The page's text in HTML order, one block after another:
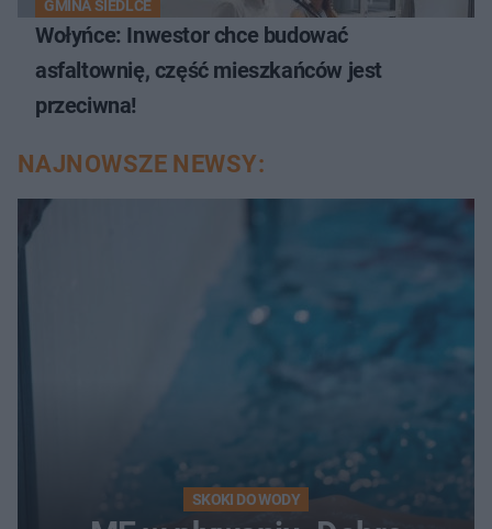
GMINA SIEDLCE
Wołyńce: Inwestor chce budować
asfaltownię, część mieszkańców jest
przeciwna!
NAJNOWSZE NEWSY:
SKOKI DO WODY